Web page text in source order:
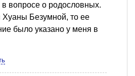
в вопросе о родословных.
Хуаны Безумной, то ее
было указано у меня в